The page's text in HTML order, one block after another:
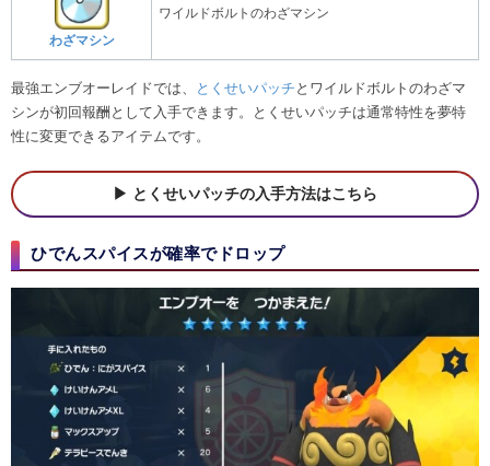
わざマシン
ワイルドボルトのわざマシン
最強エンブオーレイドでは、 とくせいパッチ とワイルドボルトのわざマ
シンが初回報酬として入手できます。とくせいパッチは通常特性を夢特
性に変更できるアイテムです。
とくせいパッチの入手方法はこちら
ひでんスパイスが確率でドロップ